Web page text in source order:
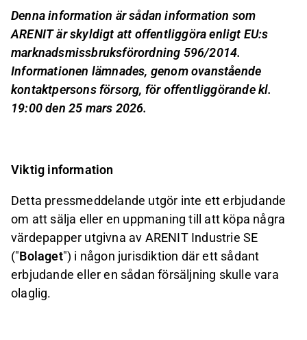
Denna information är sådan information som
ARENIT är skyldigt att offentliggöra enligt EU:s
marknadsmissbruksförordning 596/2014.
Informationen lämnades, genom ovanstående
kontaktpersons försorg, för offentliggörande kl.
19:00 den 25 mars 2026.
Viktig information
Detta pressmeddelande utgör inte ett erbjudande
om att sälja eller en uppmaning till att köpa några
värdepapper utgivna av ARENIT Industrie SE
("Bolaget") i någon jurisdiktion där ett sådant
erbjudande eller en sådan försäljning skulle vara
olaglig.